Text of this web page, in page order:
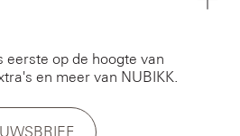
eerste op de hoogte van
en meer van NUBIKK.